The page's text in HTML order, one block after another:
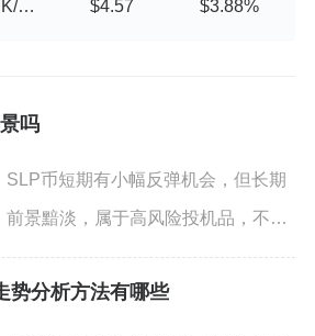
MASK/USDT $4.57 $3.88%
吗
SLP币短期有小幅反弹机会，但长期
前景黯淡，属于高风险投机品，不适
合普通投资者重仓布局。其
势分析方法有哪些